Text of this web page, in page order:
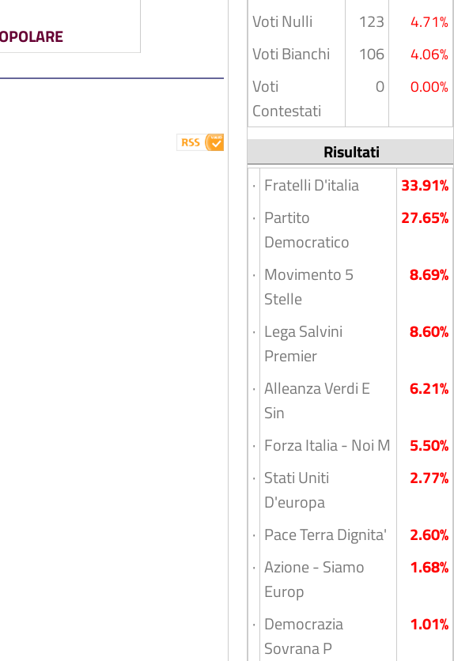
Voti Nulli 123 4.71%
Voti Bianchi 106 4.06%
Voti
Contestati
0 0.00%
Risultati
· Fratelli D'italia
33.91%
· Partito
Democratico
27.65%
· Movimento 5
Stelle
8.69%
· Lega Salvini
Premier
8.60%
· Alleanza Verdi E
Sin
6.21%
· Forza Italia - Noi M
5.50%
· Stati Uniti
D'europa
2.77%
· Pace Terra Dignita'
2.60%
· Azione - Siamo
Europ
1.68%
· Democrazia
Sovrana P
1.01%